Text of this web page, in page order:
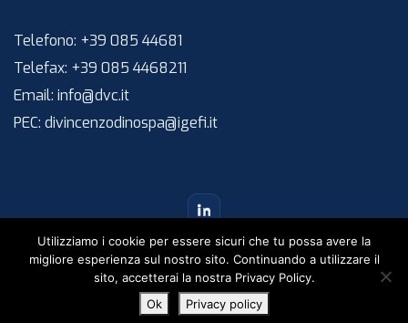
Telefono: +39 085 44681
Telefax: +39 085 4468211
Email: info@dvc.it
PEC: divincenzodinospa@igefi.it
Di Vincenzo Dino & C. S.p.A. – Tutti i diritti riservati.
EN
Utilizziamo i cookie per essere sicuri che tu possa avere la
migliore esperienza sul nostro sito. Continuando a utilizzare il
sito, accetterai la nostra Privacy Policy.
Ok
Privacy policy